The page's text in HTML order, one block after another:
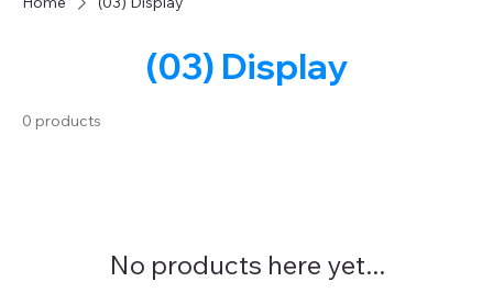
(03) Display
0 products
No products here yet...